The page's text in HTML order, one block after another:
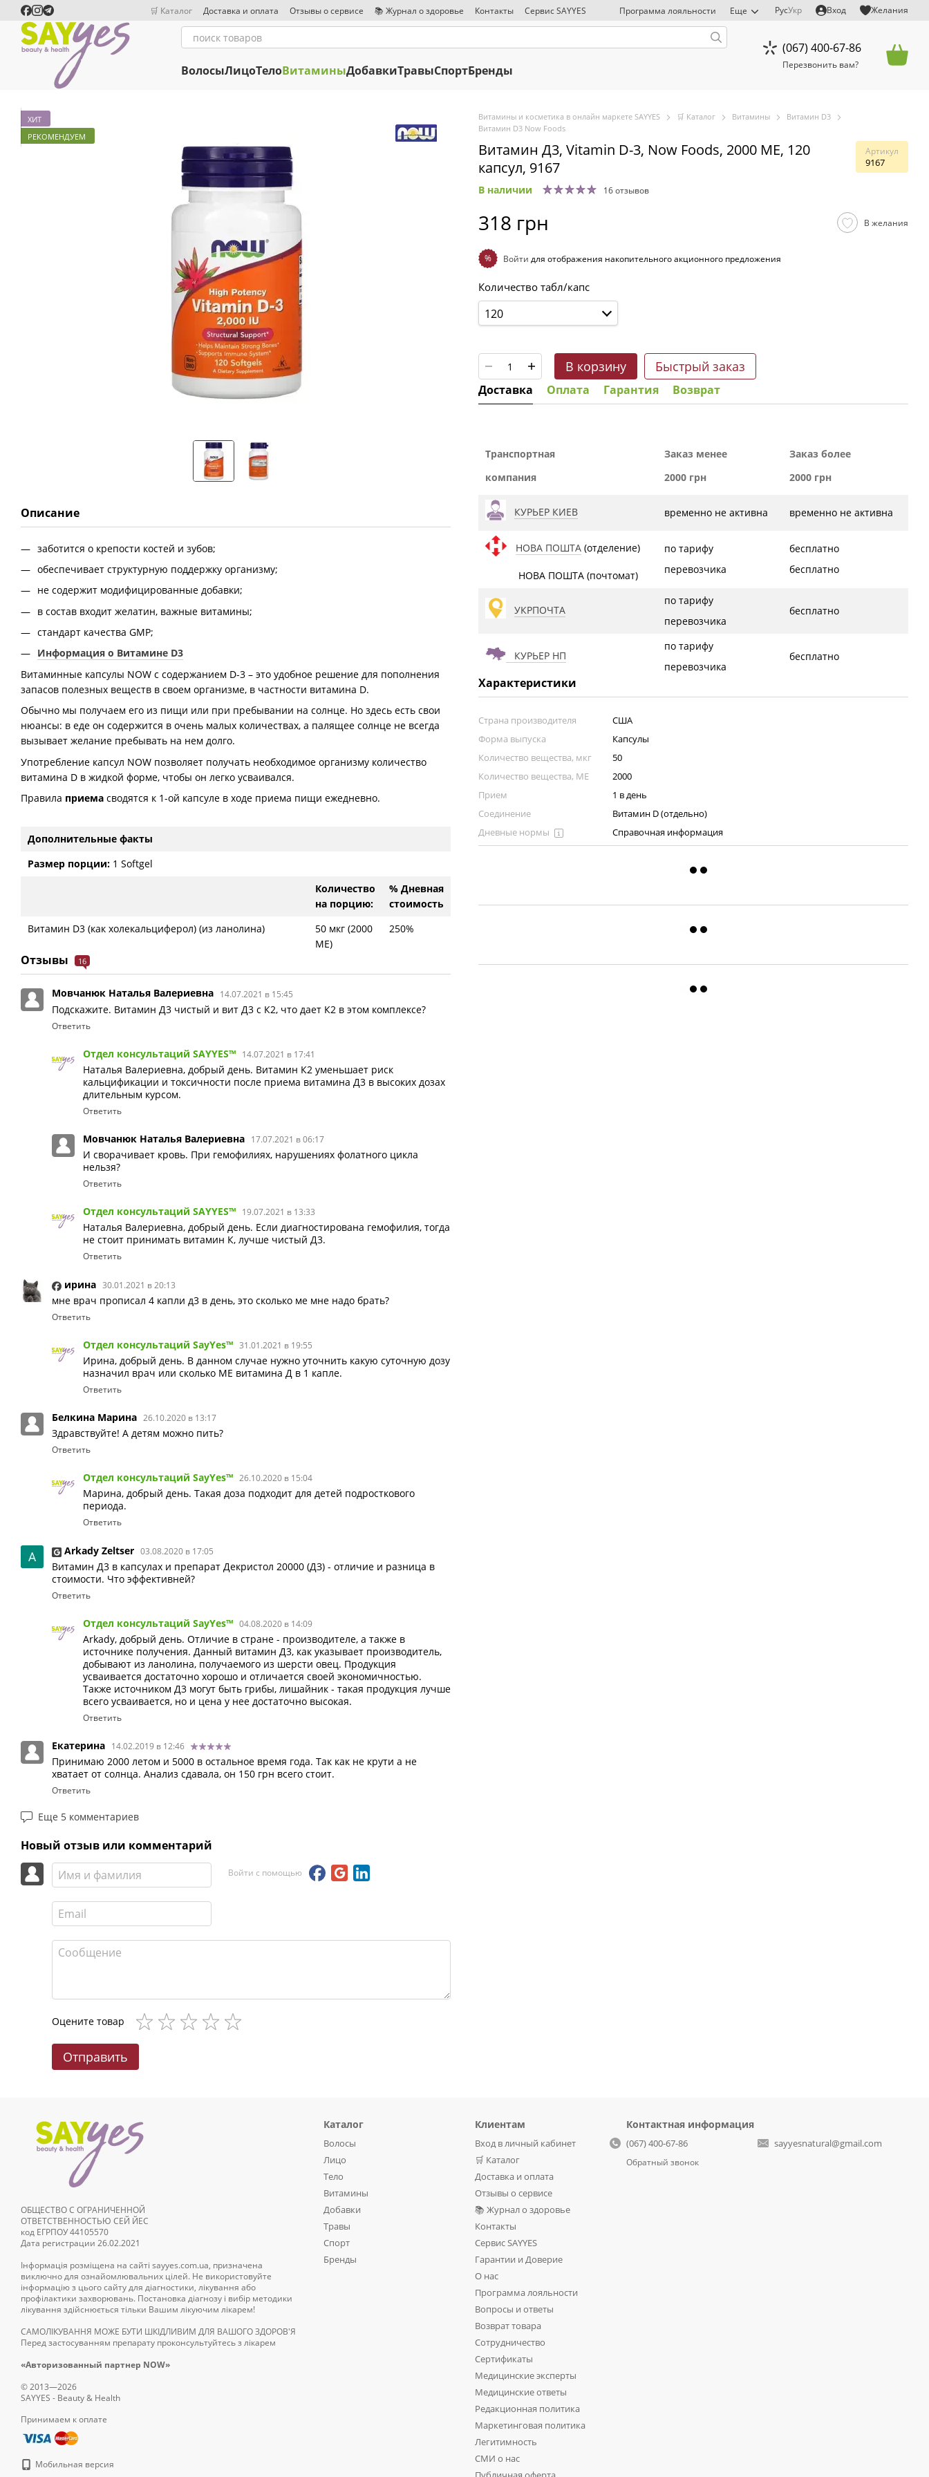
Перейти к основному контенту🛒 Каталог Доставка и оплата Отзывы о сервисе 📚 Журнал о здоровье Контакты Сервис SAYYES Программа лояльности Еще РусУкр Вход Желания
ВолосыЛицоТелоВитаминыДобавкиТравыСпортБренды
(067) 400-67-86
Перезвонить вам?
ХИТ
РЕКОМЕНДУЕМ
Описание
заботится о крепости костей и зубов;
обеспечивает структурную поддержку организму;
не содержит модифицированные добавки;
в состав входит желатин, важные витамины;
стандарт качества GMP;
Информация о Витамине D3
Витаминные капсулы NOW с содержанием D-3 – это удобное решение для пополнения
запасов полезных веществ в своем организме, в частности витамина D.
Обычно мы получаем его из пищи или при пребывании на солнце. Но здесь есть свои
нюансы: в еде он содержится в очень малых количествах, а палящее солнце не всегда
вызывает желание пребывать на нем долго.
Употребление капсул NOW позволяет получать необходимое организму количество
витамина D в жидкой форме, чтобы он легко усваивался.
Правила приема сводятся к 1-ой капсуле в ходе приема пищи ежедневно.
Дополнительные факты
Размер порции: 1 Softgel
Количество
на порцию:
% Дневная
стоимость
Витамин D3 (как холекальциферол) (из ланолина)
50 мкг (2000
МЕ)
250%
Отзывы 16
Мовчанюк Наталья Валериевна 14.07.2021 в 15:45
Подскажите. Витамин Д3 чистый и вит Д3 с К2, что дает К2 в этом комплексе?
Ответить
Отдел консультаций SAYYES™ 14.07.2021 в 17:41
Наталья Валериевна, добрый день. Витамин К2 уменьшает риск
кальцификации и токсичности после приема витамина Д3 в высоких дозах
длительным курсом.
Ответить
Мовчанюк Наталья Валериевна 17.07.2021 в 06:17
И сворачивает кровь. При гемофилиях, нарушениях фолатного цикла
нельзя?
Ответить
Отдел консультаций SAYYES™ 19.07.2021 в 13:33
Наталья Валериевна, добрый день. Если диагностирована гемофилия, тогда
не стоит принимать витамин К, лучше чистый Д3.
Ответить
ирина 30.01.2021 в 20:13
мне врач прописал 4 капли д3 в день, это сколько ме мне надо брать?
Ответить
Отдел консультаций SayYes™ 31.01.2021 в 19:55
Ирина, добрый день. В данном случае нужно уточнить какую суточную дозу
назначил врач или сколько МЕ витамина Д в 1 капле.
Ответить
Белкина Марина 26.10.2020 в 13:17
Здравствуйте! А детям можно пить?
Ответить
Отдел консультаций SayYes™ 26.10.2020 в 15:04
Марина, добрый день. Такая доза подходит для детей подросткового
периода.
Ответить
Arkady Zeltser 03.08.2020 в 17:05
Витамин Д3 в капсулах и препарат Декристол 20000 (ДЗ) - отличие и разница в
стоимости. Что эффективней?
Ответить
Отдел консультаций SayYes™ 04.08.2020 в 14:09
Arkady, добрый день. Отличие в стране - производителе, а также в
источнике получения. Данный витамин Д3, как указывает производитель,
добывают из ланолина, получаемого из шерсти овец. Продукция
усваивается достаточно хорошо и отличается своей экономичностью.
Также источником Д3 могут быть грибы, лишайник - такая продукция лучше
всего усваивается, но и цена у нее достаточно высокая.
Ответить
Екатерина 14.02.2019 в 12:46
Принимаю 2000 летом и 5000 в остальное время года. Так как не крути а не
хватает от солнца. Анализ сдавала, он 150 грн всего стоит.
Ответить
Еще 5 комментариев
Новый отзыв или комментарий
Войти с помощью
Оцените товар
Отправить
Витамины и косметика в онлайн маркете SAYYES 🛒 Каталог Витамины
Витамин D3
Витамин D3 Now Foods
Витамин Д3, Vitamin D-3, Now Foods, 2000 МЕ, 120
капсул, 9167
Артикул
9167
В наличии 16 отзывов
318 грн В желания
% Войти для отображения накопительного акционного предложения
Количество табл/капс
120
В корзину Быстрый заказ
Доставка Оплата Гарантия Возврат
Транспортная
компания
Заказ менее
2000 грн
Заказ более
2000 грн
КУРЬЕР КИЕВ временно не активна временно не активна
НОВА ПОШТА (отделение)
НОВА ПОШТА (почтомат)
по тарифу
перевозчика
бесплатно
бесплатно
УКРПОЧТА
по тарифу
перевозчика
бесплатно
КУРЬЕР НП
по тарифу
перевозчика
бесплатно
Характеристики
Страна производителя
США
Форма выпуска
Капсулы
Количество вещества, мкг
50
Количество вещества, ME
2000
Прием
1 в день
Соединение
Витамин D (отдельно)
Дневные нормы
Справочная информация
ОБЩЕСТВО С ОГРАНИЧЕННОЙ
ОТВЕТСТВЕННОСТЬЮ СЕЙ ЙЕС
код ЕГРПОУ 44105570
Дата регистрации 26.02.2021
Інформація розміщена на сайті sayyes.com.ua, призначена
виключно для ознайомлювальних цілей. Не використовуйте
інформацію з цього сайту для діагностики, лікування або
профілактики захворювань. Постановка діагнозу і вибір методики
лікування здійснюється тільки Вашим лікуючим лікарем!
САМОЛІКУВАННЯ МОЖЕ БУТИ ШКІДЛИВИМ ДЛЯ ВАШОГО ЗДОРОВ'Я
Перед застосуванням препарату проконсультуйтесь з лікарем
«Авторизованный партнер NOW»
© 2013—2026
SAYYES - Beauty & Health
Принимаем к оплате
Мобильная версия
Каталог
Волосы
Лицо
Тело
Витамины
Добавки
Травы
Спорт
Бренды
Клиентам
Вход в личный кабинет
🛒 Каталог
Доставка и оплата
Отзывы о сервисе
📚 Журнал о здоровье
Контакты
Сервис SAYYES
Гарантии и Доверие
О нас
Программа лояльности
Вопросы и ответы
Возврат товара
Сотрудничество
Сертификаты
Медицинские эксперты
Медицинские ответы
Редакционная политика
Маркетинговая политика
Легитимность
СМИ о нас
Контактная информация
(067) 400-67-86
Обратный звонок
sayyesnatural@gmail.com